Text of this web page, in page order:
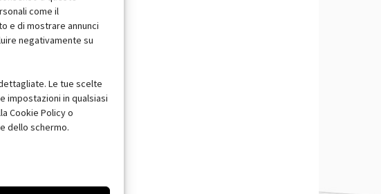
come il
e di mostrare annunci
negativamente su
Le tue scelte
impostazioni in qualsiasi
Cookie Policy o
dello schermo.